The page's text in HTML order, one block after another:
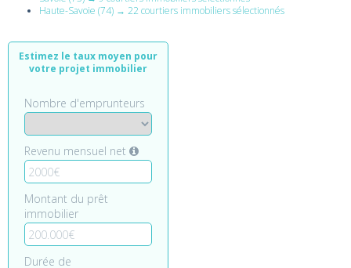
Haute-Savoie (74) → 22 courtiers immobiliers sélectionnés
Estimez le taux moyen pour
votre projet immobilier
Nombre d'emprunteurs
Revenu mensuel net
Montant du prêt
immobilier
Durée de